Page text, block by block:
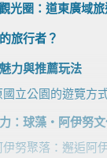
光圈：道東廣域
旅行者？
力與推薦玩法
立公園的遊覽方
：球藻・阿伊努
伊努聚落：邂逅阿